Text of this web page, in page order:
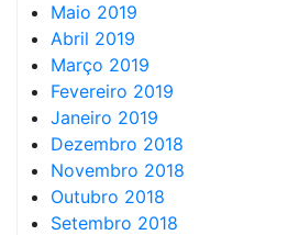
Maio 2019
Abril 2019
Março 2019
Fevereiro 2019
Janeiro 2019
Dezembro 2018
Novembro 2018
Outubro 2018
Setembro 2018